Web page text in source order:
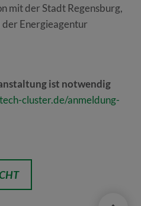
mit der Stadt Regensburg,
Energieagentur
ist notwendig
cluster.de/anmeldung-